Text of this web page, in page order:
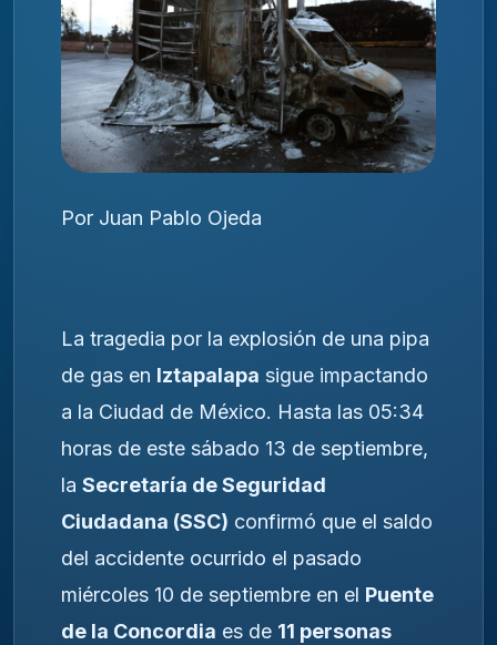
Por Juan Pablo Ojeda
La tragedia por la explosión de una pipa
de gas en Iztapalapa sigue impactando
a la Ciudad de México. Hasta las 05:34
horas de este sábado 13 de septiembre,
la Secretaría de Seguridad
Ciudadana (SSC) confirmó que el saldo
del accidente ocurrido el pasado
miércoles 10 de septiembre en el Puente
de la Concordia es de 11 personas